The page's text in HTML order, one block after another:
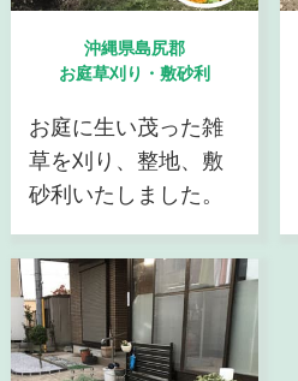
沖縄県島尻郡
お庭草刈り・敷砂利
お庭に生い茂った雑
草を刈り、整地、敷
砂利いたしました。